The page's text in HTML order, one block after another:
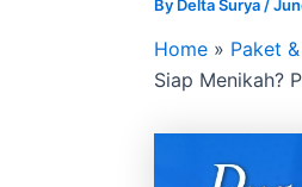
By Delta Surya /
Home
Paket
Siap Menikah?